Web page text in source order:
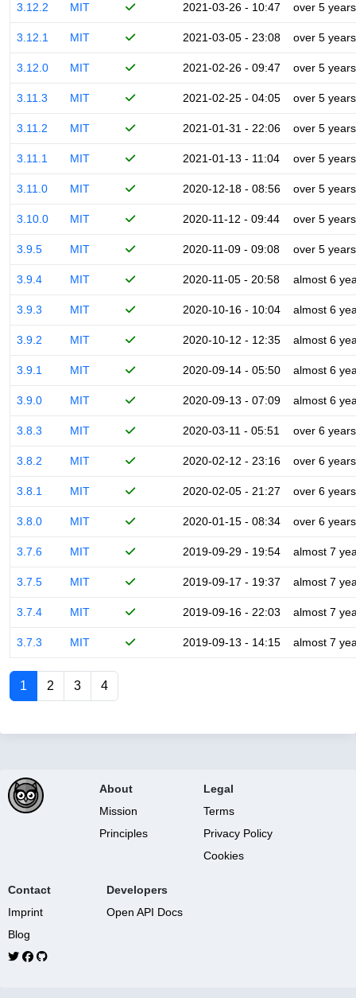
3.12.2 MIT 2021-03-26 - 10:47 over 5 years
3.12.1 MIT 2021-03-05 - 23:08 over 5 years
3.12.0 MIT 2021-02-26 - 09:47 over 5 years
3.11.3 MIT 2021-02-25 - 04:05 over 5 years
3.11.2 MIT 2021-01-31 - 22:06 over 5 years
3.11.1 MIT 2021-01-13 - 11:04 over 5 years
3.11.0 MIT 2020-12-18 - 08:56 over 5 years
3.10.0 MIT 2020-11-12 - 09:44 over 5 years
3.9.5 MIT 2020-11-09 - 09:08 over 5 years
3.9.4 MIT 2020-11-05 - 20:58 almost 6
3.9.3 MIT 2020-10-16 - 10:04 almost 6
3.9.2 MIT 2020-10-12 - 12:35 almost 6
3.9.1 MIT 2020-09-14 - 05:50 almost 6
3.9.0 MIT 2020-09-13 - 07:09 almost 6
3.8.3 MIT 2020-03-11 - 05:51 over 6 years
3.8.2 MIT 2020-02-12 - 23:16 over 6 years
3.8.1 MIT 2020-02-05 - 21:27 over 6 years
3.8.0 MIT 2020-01-15 - 08:34 over 6 years
3.7.6 MIT 2019-09-29 - 19:54 almost 7
3.7.5 MIT 2019-09-17 - 19:37 almost 7
3.7.4 MIT 2019-09-16 - 22:03 almost 7
3.7.3 MIT 2019-09-13 - 14:15 almost 7
1 2 3 4
About
Mission
Principles
Legal
Terms
Privacy Policy
Cookies
Contact
Imprint
Blog
Developers
Open API Docs